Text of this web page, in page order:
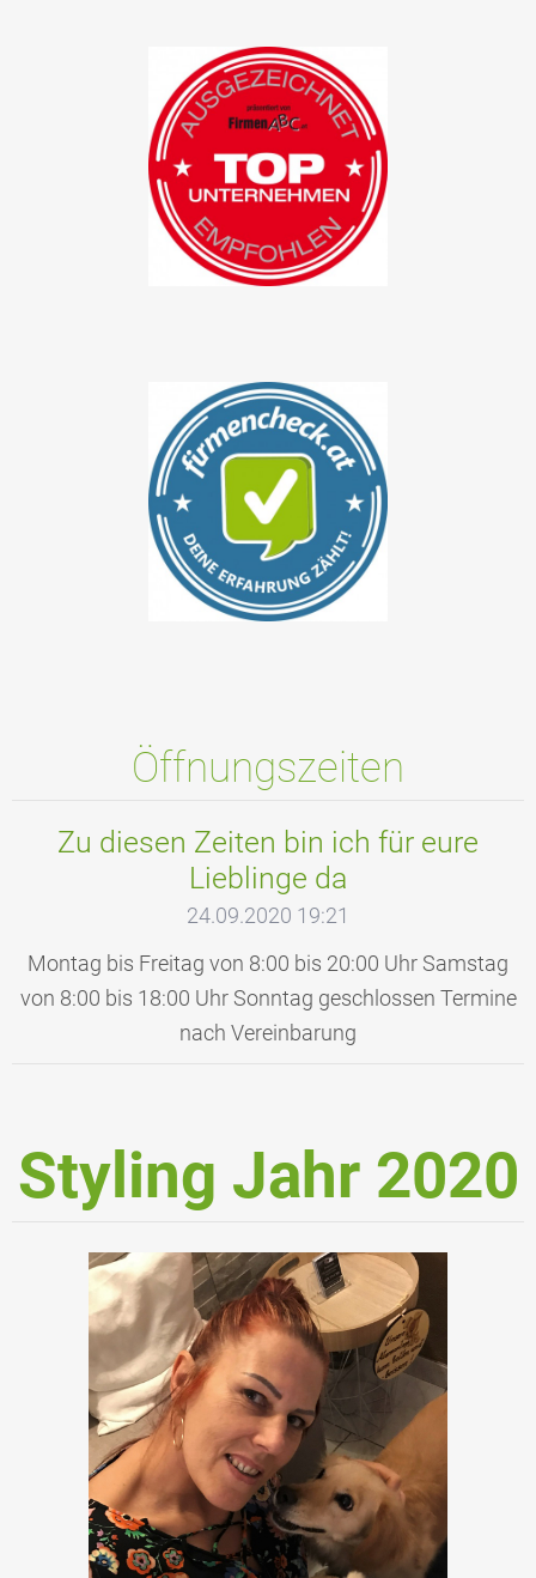
Öffnungszeiten
Zu diesen Zeiten bin ich für eure
Lieblinge da
24.09.2020 19:21
Montag bis Freitag von 8:00 bis 20:00 Uhr Samstag
von 8:00 bis 18:00 Uhr Sonntag geschlossen Termine
nach Vereinbarung
Styling Jahr 2020